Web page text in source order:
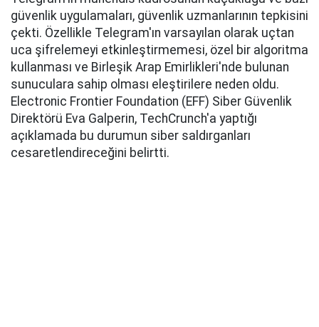
güvenlik uygulamaları, güvenlik uzmanlarının tepkisini
çekti. Özellikle Telegram'ın varsayılan olarak uçtan
uca şifrelemeyi etkinleştirmemesi, özel bir algoritma
kullanması ve Birleşik Arap Emirlikleri'nde bulunan
sunuculara sahip olması eleştirilere neden oldu.
Electronic Frontier Foundation (EFF) Siber Güvenlik
Direktörü Eva Galperin, TechCrunch'a yaptığı
açıklamada bu durumun siber saldırganları
cesaretlendireceğini belirtti.